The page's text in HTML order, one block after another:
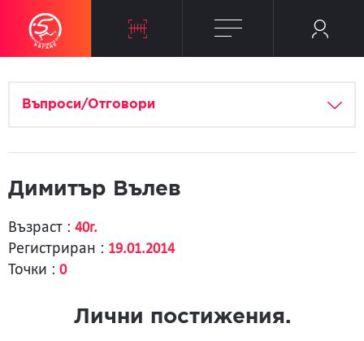
Въпроси/Отговори
Димитър Вълев
Възраст : 40г.
Регистриран : 19.01.2014
Точки : 0
Лични постижения.